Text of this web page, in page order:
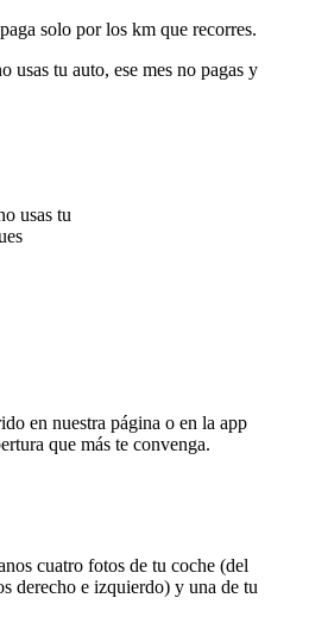
paga solo por los km que recorres.
usas tu auto, ese mes no pagas y
usas tu
en nuestra página o en la app
que más te convenga.
cuatro fotos de tu coche (del
derecho e izquierdo) y una de tu